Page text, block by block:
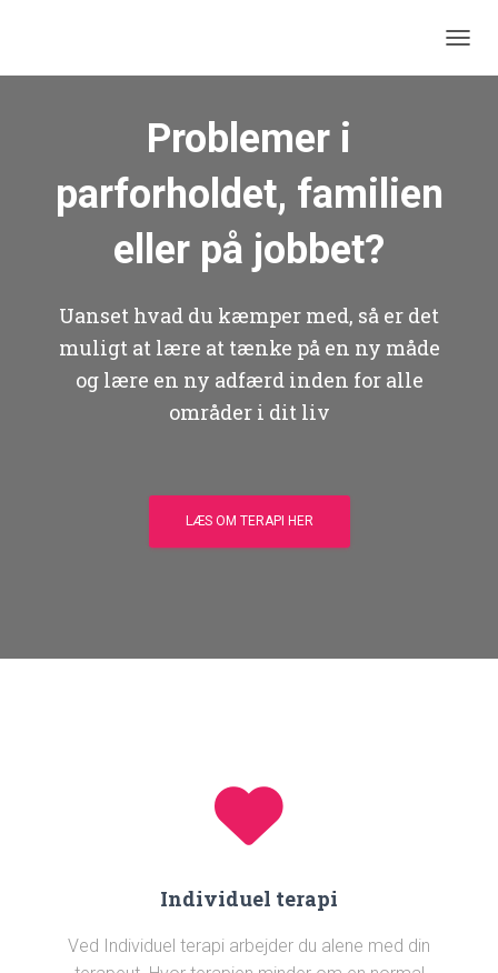
Problemer i
parforholdet, familien
eller på jobbet?
Uanset hvad du kæmper med, så er det
muligt at lære at tænke på en ny måde
og lære en ny adfærd inden for alle
områder i dit liv
LÆS OM TERAPI HER
Individuel terapi
Ved Individuel terapi arbejder du alene med din